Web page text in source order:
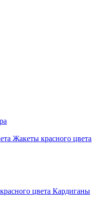
Жакеты красного цвета
цвета Кардиганы